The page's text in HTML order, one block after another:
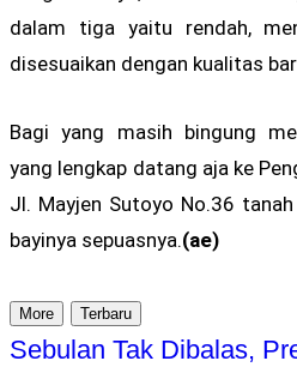
dalam tiga yaitu rendah,
disesuaikan dengan kualitas
Bagi yang masih bingung
yang lengkap datang aja ke
Jl. Mayjen Sutoyo No.36
bayinya sepuasnya.(ae)
More Terbaru
Sebulan Tak Dibalas,